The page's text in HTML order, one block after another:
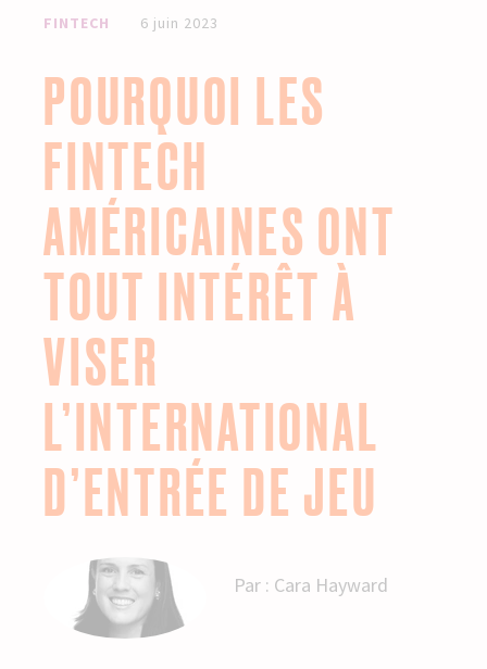
FINTECH 6 juin 2023
POURQUOI LES
FINTECH
AMÉRICAINES ONT
TOUT INTÉRÊT À
VISER
L’INTERNATIONAL
D’ENTRÉE DE JEU
Par : Cara Hayward